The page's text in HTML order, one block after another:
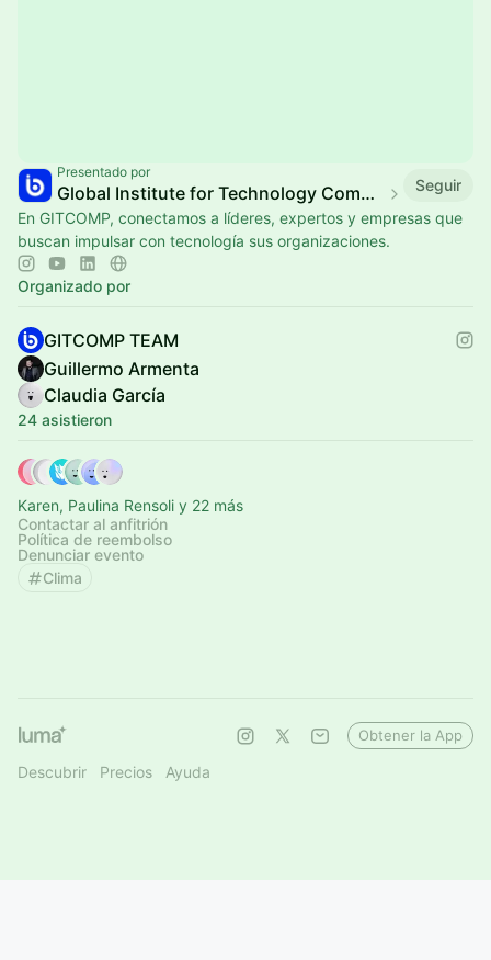
Presentado por
Global Institute for Technology Competitivenes
Seguir
En GITCOMP, conectamos a líderes, expertos y empresas que
buscan impulsar con tecnología sus organizaciones.
Organizado por
GITCOMP TEAM
Guillermo Armenta
Claudia García
24 asistieron
Karen, Paulina Rensoli y 22 más
Contactar al anfitrión
Política de reembolso
Denunciar evento
Clima
Descubrir Precios Ayuda
Obtener la App